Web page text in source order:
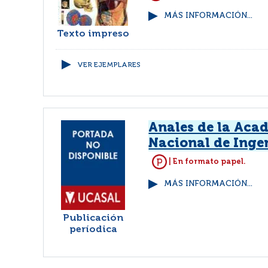
Texto impreso
MÁS INFORMACIÓN...
VER EJEMPLARES
Publicación
períodica
Anales de la
Nacional de
| En formato papel.
MÁS INFORMACIÓN...